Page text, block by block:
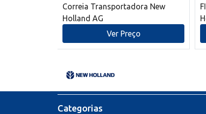
Correia Transportadora New
Holland AG
Ver Preço
Categorias